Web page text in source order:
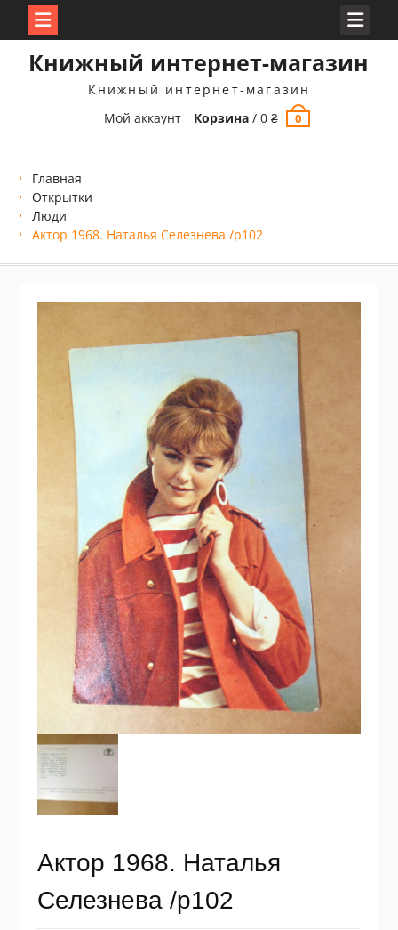
Книжный интернет-магазин
Книжный интернет-магазин
Мой аккаунт
Корзина /0₴ 0
Главная
Открытки
Люди
Актор 1968. Наталья Селезнева /p102
Актор 1968. Наталья
Селезнева /p102